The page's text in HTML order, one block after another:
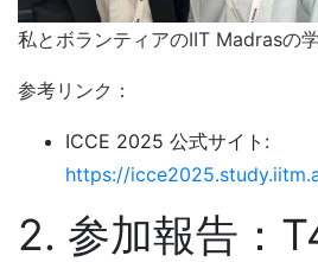
私とボランティアのIIT Madrasの
参考リンク：
ICCE 2025 公式サイト:
https://
2. 参加報告：